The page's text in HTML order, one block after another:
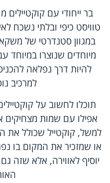
בר ייחודי עם קוקטיילים
טוויסט כיפי ובלתי נשכח
במגוון סטנדרטי של
מיוחדים שנוצרו במיוחד
להיות דרך נפלאה
למרכיב
תוכלו לחשוב על
אפילו עם שמות מצחיקים
למשל, קוקטייל שכולל את
או שמזכיר את המקום בו
יוסיף לאווירה, אלא